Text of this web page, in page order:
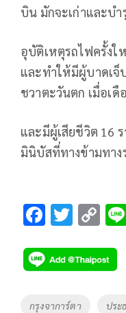
บิน มักจะเก่าและบำ
อุบัติเหตุรถไฟครั้ง
และทำให้มีผู้บาดเ
ชวาตะวันตก เมื่อเ
และมีผู้เสียชีวิต 16
มินิบัสที่ทางข้ามทาง
F
e
b
o
T
tt
er
C
p
y
Li
Tags
กรุงจาการ์ตา ประ